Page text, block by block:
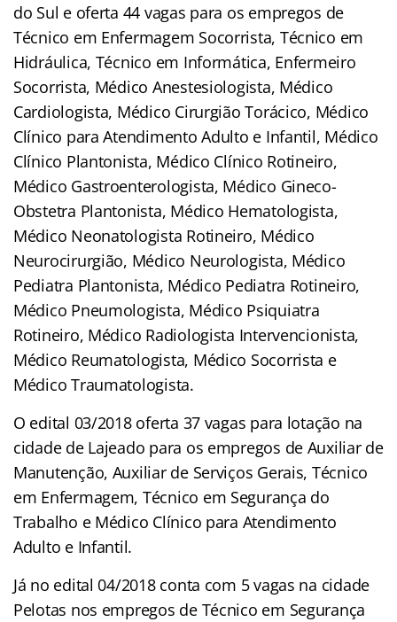
do Sul e oferta 44 vagas para os empregos de
Técnico em Enfermagem Socorrista, Técnico em
Hidráulica, Técnico em Informática, Enfermeiro
Socorrista, Médico Anestesiologista, Médico
Cardiologista, Médico Cirurgião Torácico, Médico
Clínico para Atendimento Adulto e Infantil, Médico
Clínico Plantonista, Médico Clínico Rotineiro,
Médico Gastroenterologista, Médico Gineco-
Obstetra Plantonista, Médico Hematologista,
Médico Neonatologista Rotineiro, Médico
Neurocirurgião, Médico Neurologista, Médico
Pediatra Plantonista, Médico Pediatra Rotineiro,
Médico Pneumologista, Médico Psiquiatra
Rotineiro, Médico Radiologista Intervencionista,
Médico Reumatologista, Médico Socorrista e
Médico Traumatologista.
O edital 03/2018 oferta 37 vagas para lotação na
cidade de Lajeado para os empregos de Auxiliar de
Manutenção, Auxiliar de Serviços Gerais, Técnico
em Enfermagem, Técnico em Segurança do
Trabalho e Médico Clínico para Atendimento
Adulto e Infantil.
Já no edital 04/2018 conta com 5 vagas na cidade
Pelotas nos empregos de Técnico em Segurança